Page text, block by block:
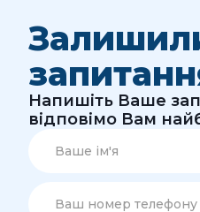
Напишіть Ваше
відповімо Вам